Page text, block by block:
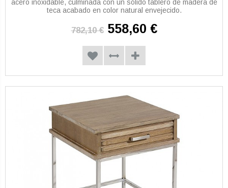
acero inoxidable, culminada con un sólido tablero de madera de
teca acabado en color natural envejecido.
782,10 € 558,60 €